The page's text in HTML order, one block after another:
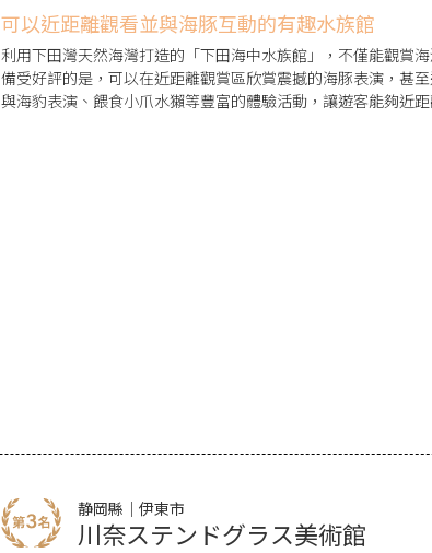
可以近距離觀看並與海豚互動的有趣水族館
利用下田灣天然海灣打造的「下田海中水族館」，不僅能觀賞
備受好評的是，可以在近距離觀賞區欣賞震撼的海豚表演，甚
與海豹表演、餵食小爪水獺等豐富的體驗活動，讓遊客能夠近
静岡縣｜伊東市
川奈ステンドグラス美術館